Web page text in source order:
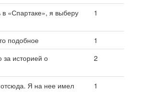
в «Спартаке», я выберу
1
подобное
1
за историей о
2
отсюда. Я на нее имел
1